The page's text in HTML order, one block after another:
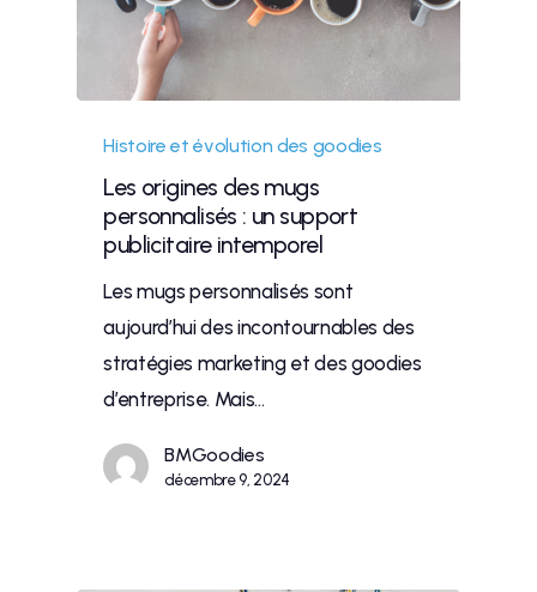
Histoire et évolution des goodies
Les origines des mugs
personnalisés : un support
publicitaire intemporel
Les mugs personnalisés sont
aujourd’hui des incontournables des
stratégies marketing et des goodies
d’entreprise. Mais…
BMGoodies
décembre 9, 2024